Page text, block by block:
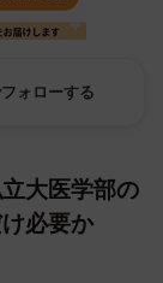
ォローする
大医学部の
必要か